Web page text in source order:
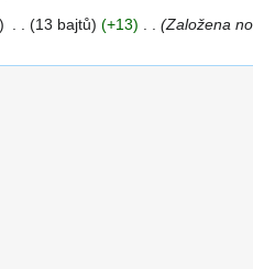
13 bajtů +13 Založena